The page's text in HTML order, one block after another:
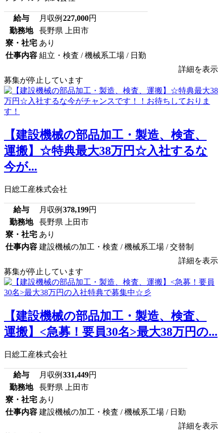
給与 月収例 227,000円
勤務地
長野県 上田市
寮・社宅 あり
仕事内容 組立・検査 / 機械系工場 / 日勤
詳細を表示
募集が停止しています
【建設機械の部品加工・製造、検査、
運搬】☆特典最大38万円☆入社するな
今が...
日総工産株式会社
給与 月収例 378,199円
勤務地
長野県 上田市
寮・社宅 あり
仕事内容 建設機械の加工・検査 / 機械系工場 / 交替制
詳細を表示
募集が停止しています
【建設機械の部品加工・製造、検査、
運搬】<急募！要員30名>最大38万円の...
日総工産株式会社
給与 月収例 331,449円
勤務地
長野県 上田市
寮・社宅 あり
仕事内容 建設機械の加工・検査 / 機械系工場 / 日勤
詳細を表示